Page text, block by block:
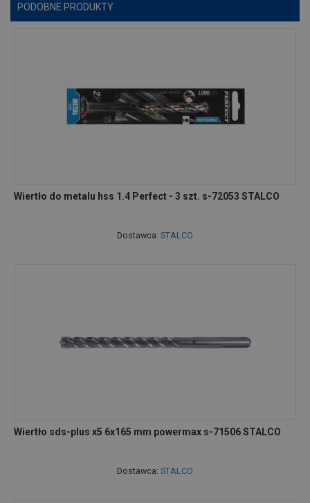
PODOBNE PRODUKTY
Wiertło do metalu hss 1.4 Perfect - 3 szt. s-72053 STALCO
Dostawca: STALCO
Wiertło sds-plus x5 6x165 mm powermax s-71506 STALCO
Dostawca: STALCO